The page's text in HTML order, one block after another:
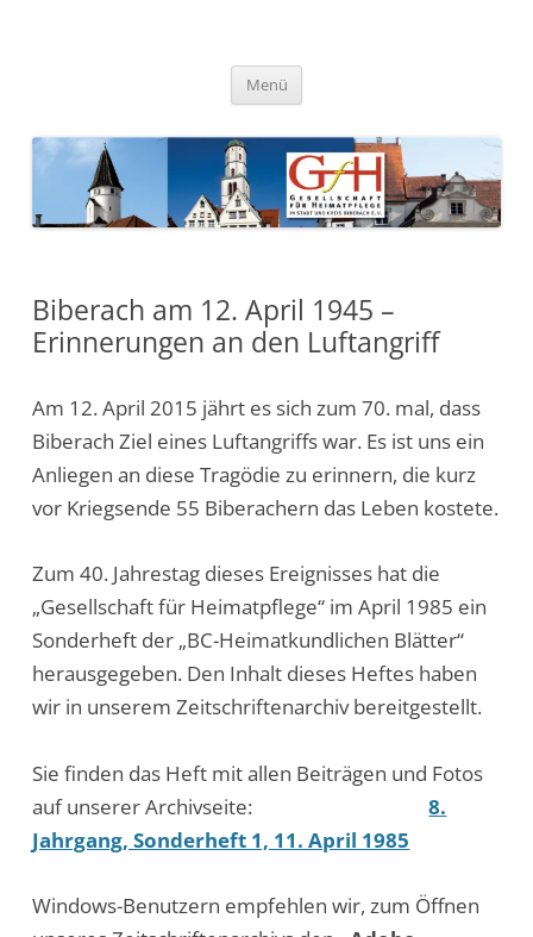
Gesellschaft für Heimatpflege
in Stadt und Kreis Biberach e.
V.
Menü
Biberach am 12. April 1945 –
Erinnerungen an den Luftangriff
Am 12. April 2015 jährt es sich zum 70. mal, dass
Biberach Ziel eines Luftangriffs war. Es ist uns ein
Anliegen an diese Tragödie zu erinnern, die kurz
vor Kriegsende 55 Biberachern das Leben kostete.
Zum 40. Jahrestag dieses Ereignisses hat die
„Gesellschaft für Heimatpflege“ im April 1985 ein
Sonderheft der „BC-Heimatkundlichen Blätter“
herausgegeben. Den Inhalt dieses Heftes haben
wir in unserem Zeitschriftenarchiv bereitgestellt.
Sie finden das Heft mit allen Beiträgen und Fotos
auf unserer Archivseite:8.
Jahrgang, Sonderheft 1, 11. April 1985
Windows-Benutzern empfehlen wir, zum Öffnen